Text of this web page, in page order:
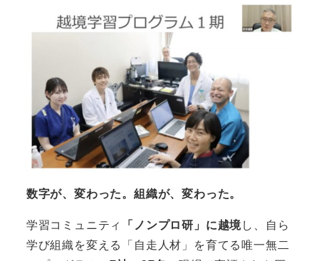
数字が、変わった。組織が、変わった。
学習コミュニティ 「ノンプロ研」に越境し、自ら
学び組織を変える「自走人材」を育てる唯一無二